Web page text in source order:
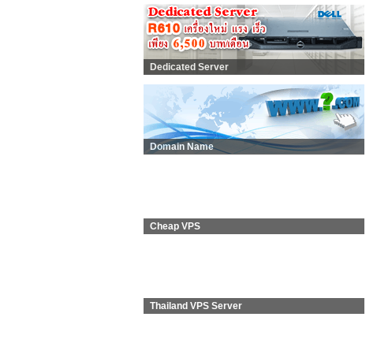
Dedicated Server
Domain Name
Cheap VPS
Thailand VPS Server